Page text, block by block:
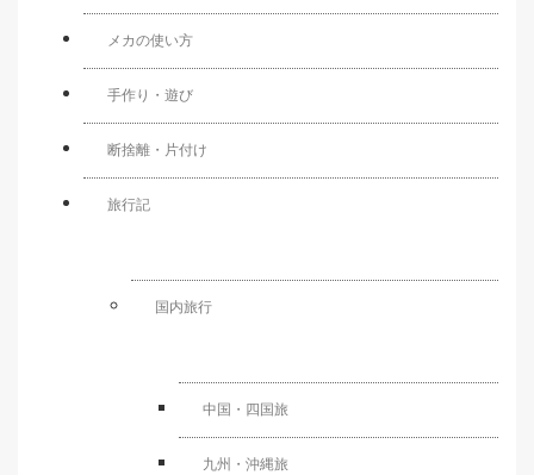
メカの使い方
手作り・遊び
断捨離・片付け
旅行記
国内旅行
中国・四国旅
九州・沖縄旅